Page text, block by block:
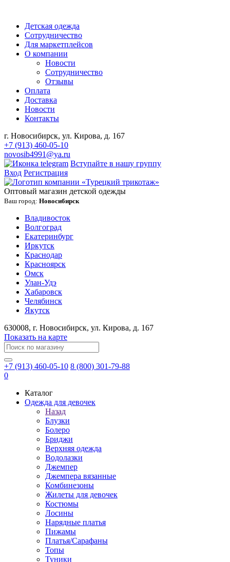
Детская одежда
Сотрудничество
Для маркетплейсов
О компании
Новости
Сотрудничество
Отзывы
Оплата
Доставка
Новости
Контакты
г. Новосибирск, ул. Кирова, д. 167
+7 (913) 460-05-10
novosib4991@ya.ru
Вступайте в нашу группу
Вход Регистрация
Оптовый магазин детской одежды
Ваш город: Новосибирск
Владивосток
Волгоград
Екатеринбург
Иркутск
Краснодар
Красноярск
Омск
Улан-Удэ
Хабаровск
Челябинск
Якутск
630008, г. Новосибирск, ул. Кирова, д. 167
Показать на карте
+7 (913) 460-05-10 8 (800) 301-79-88
0
Каталог
Одежда для девочек
Назад
Блузки
Болеро
Бриджи
Верхняя одежда
Водолазки
Джемпер
Джемпера вязанные
Комбинезоны
Жилеты для девочек
Костюмы
Лосины
Нарядные платья
Пижамы
Платья/Сарафаны
Топы
Туники